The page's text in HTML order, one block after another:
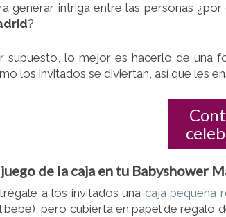
generar intriga entre las personas ¿por
?
supuesto, lo mejor es hacerlo de una
los invitados se diviertan, así que les
de la caja en tu Babyshower
a los invitados una caja pequeña
bebé), pero cubierta en papel de regalo